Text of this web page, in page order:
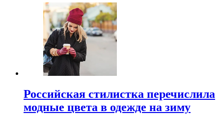
Российская стилистка перечислила
модные цвета в одежде на зиму